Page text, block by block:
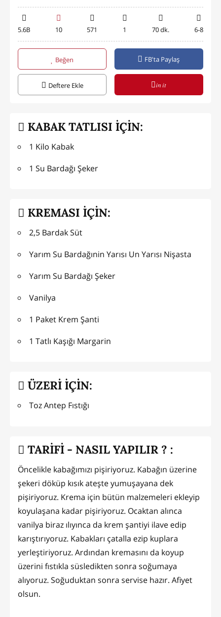
5.6B 10 571 1 70 dk. 6-8
Beğen FB'ta Paylaş
Deftere Ekle in it
KABAK TATLISI İÇİN:
1 Kilo Kabak
1 Su Bardağı Şeker
KREMASI İÇİN:
2,5 Bardak Süt
Yarım Su Bardağınin Yarısı Un Yarısı Nişasta
Yarım Su Bardağı Şeker
Vanilya
1 Paket Krem Şanti
1 Tatlı Kaşığı Margarin
ÜZERİ İÇİN:
Toz Antep Fıstığı
TARİFİ - NASIL YAPILIR ? :
Öncelikle kabağımızı pişiriyoruz. Kabağın üzerine
şekeri döküp kısık ateşte yumuşayana dek
pişiriyoruz. Krema için bütün malzemeleri ekleyip
koyulaşana kadar pişiriyoruz. Ocaktan alınca
vanilya biraz ılıyınca da krem şantiyi ilave edip
karıştırıyoruz. Kabakları çatalla ezip kuplara
yerleştiriyoruz. Ardından kremasını da koyup
üzerini fıstıkla süsledikten sonra soğumaya
alıyoruz. Soğuduktan sonra servise hazır. Afiyet
olsun.